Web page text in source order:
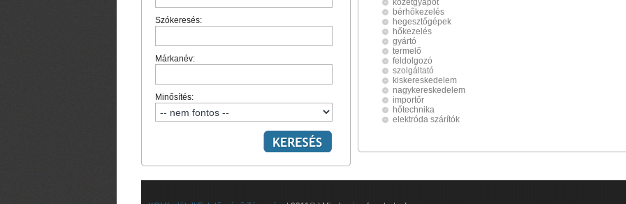
Szókeresés:
Márkanév:
Minősítés:
kőzetgyapot
bérhőkezelés
hegesztőgépek
hőkezelés
gyártó
termelő
feldolgozó
szolgáltató
kiskereskedelem
nagykereskedelem
importőr
hőtechnika
elektróda szárítók